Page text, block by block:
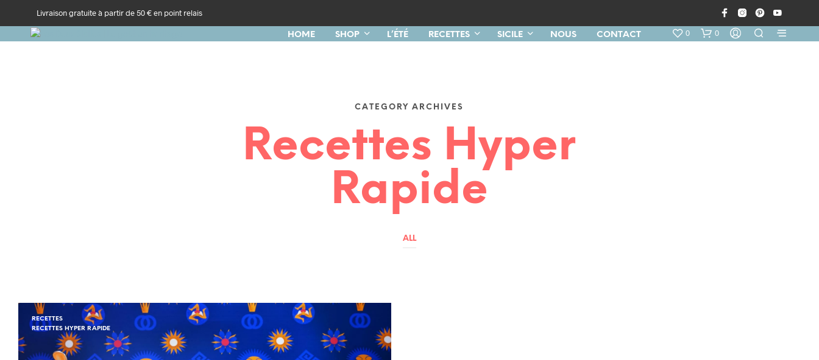
Livraison gratuite à partir de 50 € en point relais
HOME SHOP L’ÉTÉ RECETTES SICILE NOUS CONTACT 0 0
CATEGORY ARCHIVES
Recettes Hyper
Rapide
ALL
RECETTES
RECETTES HYPER RAPIDE